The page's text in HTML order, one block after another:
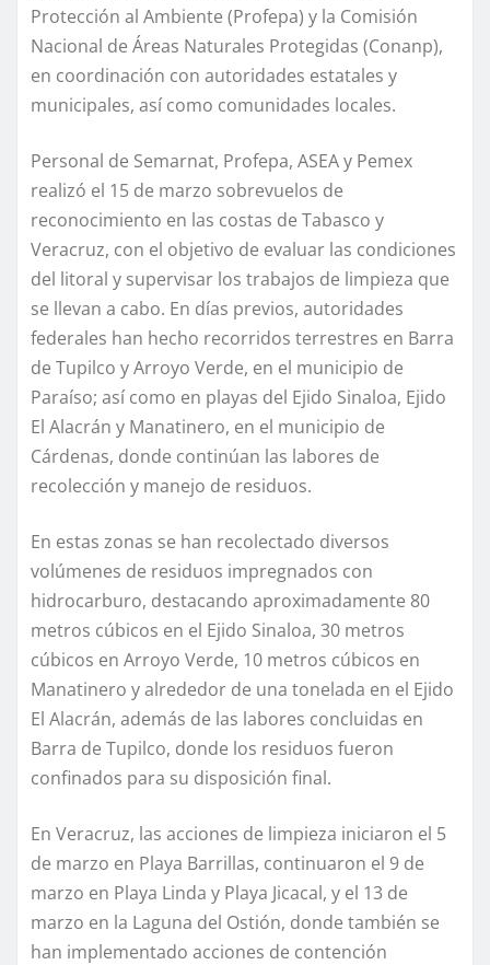
Protección al Ambiente (Profepa) y la Comisión
Nacional de Áreas Naturales Protegidas (Conanp),
en coordinación con autoridades estatales y
municipales, así como comunidades locales.
Personal de Semarnat, Profepa, ASEA y Pemex
realizó el 15 de marzo sobrevuelos de
reconocimiento en las costas de Tabasco y
Veracruz, con el objetivo de evaluar las condiciones
del litoral y supervisar los trabajos de limpieza que
se llevan a cabo. En días previos, autoridades
federales han hecho recorridos terrestres en Barra
de Tupilco y Arroyo Verde, en el municipio de
Paraíso; así como en playas del Ejido Sinaloa, Ejido
El Alacrán y Manatinero, en el municipio de
Cárdenas, donde continúan las labores de
recolección y manejo de residuos.
En estas zonas se han recolectado diversos
volúmenes de residuos impregnados con
hidrocarburo, destacando aproximadamente 80
metros cúbicos en el Ejido Sinaloa, 30 metros
cúbicos en Arroyo Verde, 10 metros cúbicos en
Manatinero y alrededor de una tonelada en el Ejido
El Alacrán, además de las labores concluidas en
Barra de Tupilco, donde los residuos fueron
confinados para su disposición final.
En Veracruz, las acciones de limpieza iniciaron el 5
de marzo en Playa Barrillas, continuaron el 9 de
marzo en Playa Linda y Playa Jicacal, y el 13 de
marzo en la Laguna del Ostión, donde también se
han implementado acciones de contención